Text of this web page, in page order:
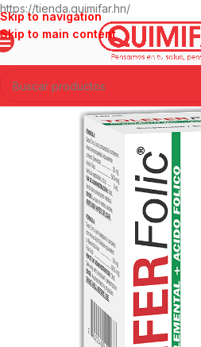
https://tienda.quimifar.hn/
Skip to navigation
Skip to main content